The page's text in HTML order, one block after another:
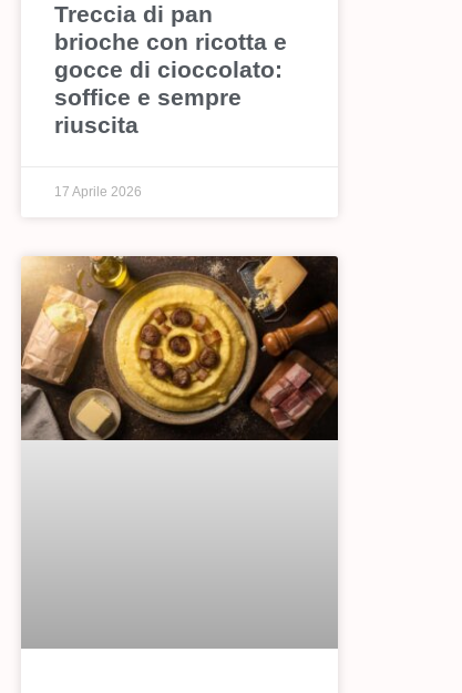
Treccia di pan
brioche con ricotta e
gocce di cioccolato:
soffice e sempre
riuscita
17 Aprile 2026